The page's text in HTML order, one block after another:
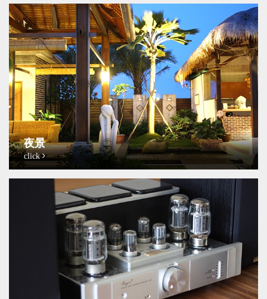
夜景
click